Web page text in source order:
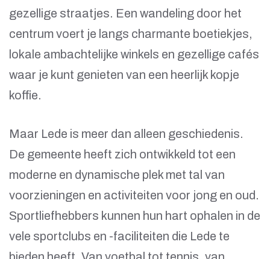
gezellige straatjes. Een wandeling door het
centrum voert je langs charmante boetiekjes,
lokale ambachtelijke winkels en gezellige cafés
waar je kunt genieten van een heerlijk kopje
koffie.
Maar Lede is meer dan alleen geschiedenis.
De gemeente heeft zich ontwikkeld tot een
moderne en dynamische plek met tal van
voorzieningen en activiteiten voor jong en oud.
Sportliefhebbers kunnen hun hart ophalen in de
vele sportclubs en -faciliteiten die Lede te